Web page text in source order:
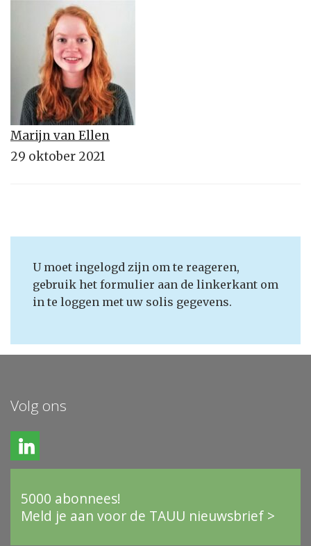
Marijn van Ellen
29 oktober 2021
U moet ingelogd zijn om te reageren,
gebruik het formulier aan de linkerkant om
in te loggen met uw solis gegevens.
Volg ons
5000 abonnees!
Meld je aan voor de TAUU nieuwsbrief >